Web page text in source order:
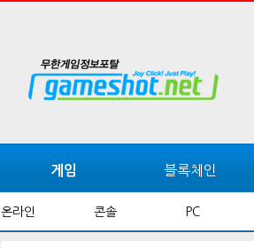
게임 블록체인
온라인 콘솔 PC